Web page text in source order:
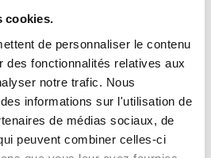
cookies.
de personnaliser le contenu
des fonctionnalités relatives aux
notre trafic. Nous
informations sur l'utilisation de
de médias sociaux, de
peuvent combiner celles-ci
fourgonnettes pleine
d’utilisation
motorisés
à commande manuelle